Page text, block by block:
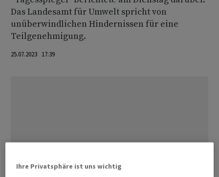
Das Landesamt für Umwelt spricht von
unüberwindlichen Hindernissen für eine
Teilgenehmigung.
25.07.2023 17:39
Ihre Privatsphäre ist uns wichtig